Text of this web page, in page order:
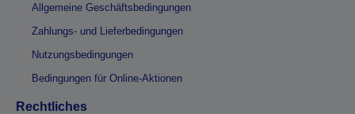
Allgemeine Geschäftsbedingungen
Zahlungs- und Lieferbedingungen
Nutzungsbedingungen
Bedingungen für Online-Aktionen
Rechtliches